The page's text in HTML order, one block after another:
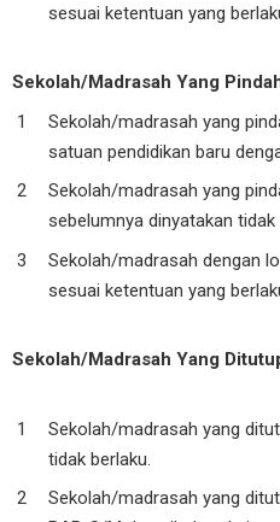
sesuai ketentuan yang
Sekolah/Madrasah Yang
Sekolah/madrasah yang
satuan pendidikan baru
Sekolah/madrasah yang
sebelumnya dinyatakan tidak
Sekolah/madrasah dengan
sesuai ketentuan yang
Sekolah/Madrasah Yang
Sekolah/madrasah yang
tidak berlaku.
Sekolah/madrasah yang